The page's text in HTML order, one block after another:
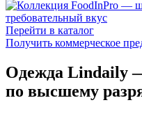
Перейти в каталог
Получить коммерческое
Одежда Lindaily
по высшему